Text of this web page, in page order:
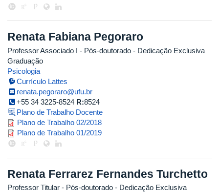
Renata Fabiana Pegoraro
Professor Associado I - Pós-doutorado - Dedicação Exclusiva
Graduação
Psicologia
Currículo Lattes
renata.pegoraro@ufu.br
+55 34 3225-8524 R:8524
Plano de Trabalho Docente
renata_pegoraro_2018_2.pdf
Plano de Trabalho 02/2018
renata_pegoraro_2019_1.pdf
Plano de Trabalho 01/2019
Renata Ferrarez Fernandes Turchetto
Professor Titular - Pós-doutorado - Dedicação Exclusiva